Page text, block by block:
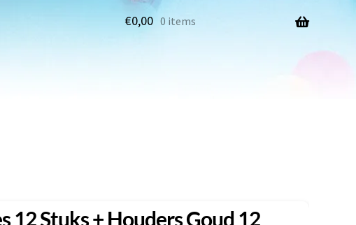
€0,00 0 items
12 Stuks + Houders Goud 12